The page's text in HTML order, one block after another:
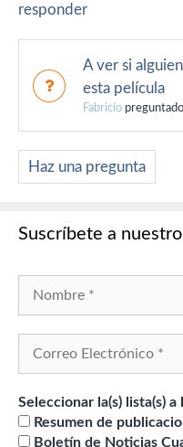
responder
A ver si
esta película
Fabricio
Haz una pregunta
Suscríbete a
Seleccionar la(s) lista(s)
Resumen de
Boletín de Noticias